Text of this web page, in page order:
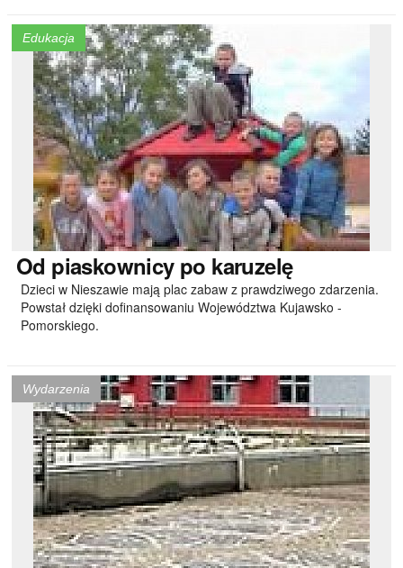
Edukacja
Od piaskownicy po karuzelę
Dzieci w Nieszawie mają plac zabaw z prawdziwego zdarzenia.
Powstał dzięki dofinansowaniu Województwa Kujawsko -
Pomorskiego.
Wydarzenia